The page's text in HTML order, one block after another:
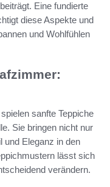
Eine fundierte
diese Aspekte und
und Wohlfühlen
sanfte Teppiche
Sie bringen nicht nur
und Eleganz in den
lässt sich
verändern.